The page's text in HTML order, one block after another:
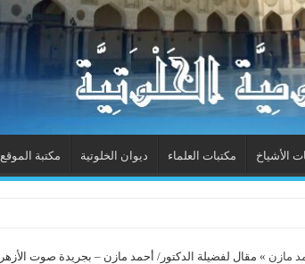
الأشياخ مكتبات العلماء ديوان الخلوتية مكتبة الموقع
مازن » مقال لفضيلة الدكتور/ أحمد مازن – بجريدة صوت الأزهر